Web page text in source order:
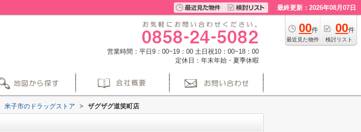
最終更新：2026年08月07日
00件
最近見た物件
00件
検討リスト
営業時間：平日9：00~19：00 土日祝10：00~18：00
定休日：年末年始・夏季休暇
米子市のドラッグストア > ザグザグ道笑町店